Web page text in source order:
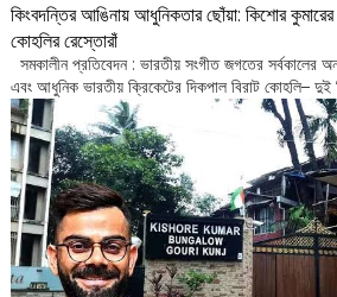
কিংবদন্তির আঙিনায় আধুনিকতার ছোঁয়া: কিশোর কুমারের
কোহলির রেস্তোরাঁ
সমকালীন প্রতিবেদন : ভারতীয় সংগীত জগতের সর্বকালের
এবং আধুনিক ভারতীয় ক্রিকেটের দিকপাল বিরাট কোহলি– ‌দুই